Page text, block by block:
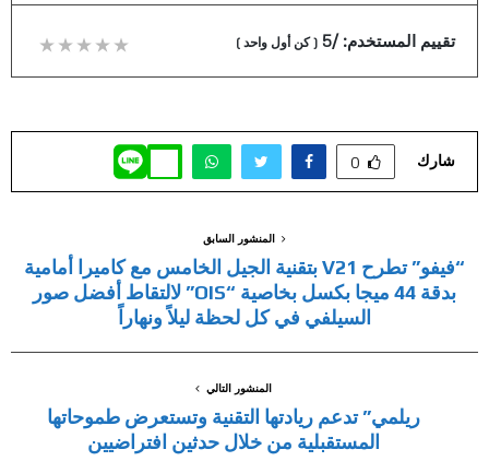
تقييم المستخدم:/5
(كن أول واحد )
شارك 0
المنشور السابق
“فيفو” تطرح V21 بتقنية الجيل الخامس مع كاميرا أمامية
بدقة 44 ميجا بكسل بخاصية “OIS” لالتقاط أفضل صور
السيلفي في كل لحظة ليلاً ونهاراً
المنشور التالي
ريلمي” تدعم ريادتها التقنية وتستعرض طموحاتها
المستقبلية من خلال حدثين افتراضيين